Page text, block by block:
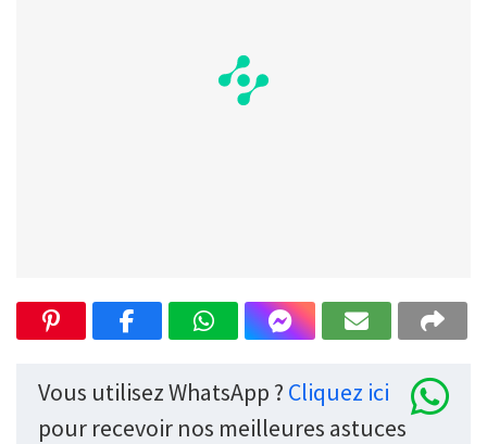
Vous utilisez WhatsApp ? Cliquez ici
pour recevoir nos meilleures astuces